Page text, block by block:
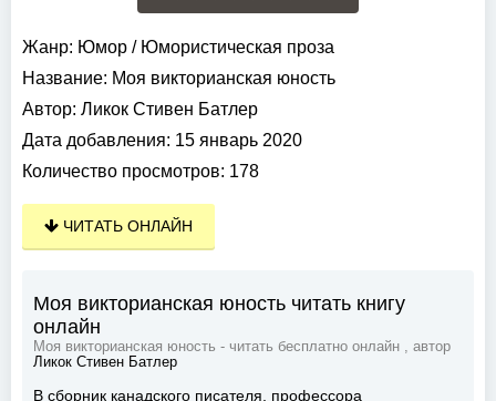
Жанр: Юмор / Юмористическая проза
Название: Моя викторианская юность
Автор: Ликок Стивен Батлер
Дата добавления: 15 январь 2020
Количество просмотров: 178
ЧИТАТЬ ОНЛАЙН
Моя викторианская юность читать книгу
онлайн
Моя викторианская юность - читать бесплатно онлайн , автор
Ликок Стивен Батлер
В сборник канадского писателя, профессора